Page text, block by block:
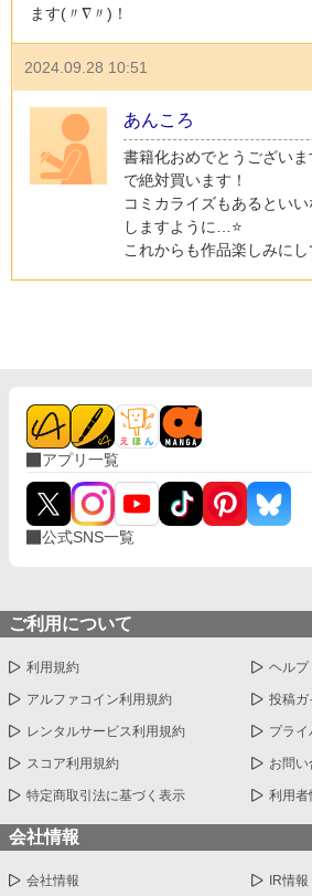
ます(〃∇〃)！
2024.09.28 10:51
あんころ
書籍化おめでとうござい
で絶対買います！
コミカライズもあるとい
しますように…⭐️
これからも作品楽しみにし
アプリ一覧
公式SNS一覧
ご利用について
利用規約 ヘルプ
アルファコイン利用規約 投稿ガ
レンタルサービス利用規約 プラ
スコア利用規約 お問
特定商取引法に基づく表示 利用者
会社情報
会社情報 IR情報